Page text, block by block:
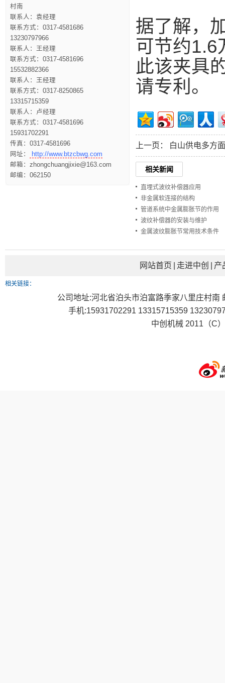
据了解，
可节约1.6
此该夹具
请专利。
上一页： 白山供电多方
相关新闻
直埋式波纹补偿器应用
非金属软连接的结构
管道系统中金属膨胀节的作用
波纹补偿器的安装与维护
金属波纹膨胀节常用技术条件
村南
联系人：袁经理
联系方式：0317-4581686
13230797966
联系人：王经理
联系方式：0317-4581696
15532882366
联系人：王经理
联系方式：0317-8250865
13315715359
联系人：卢经理
联系方式：0317-4581696
15931702291
传真：0317-4581696
网址：
http://www.btzcbwg.com
邮箱：zhongchuangjixie@163.com
邮编：062150
网站首页 走进中创 产
相关链接：
公司地址:河北省泊头市泊富路季家八里庄村
手机:15931702291 13315715359
中创机械 2011（C